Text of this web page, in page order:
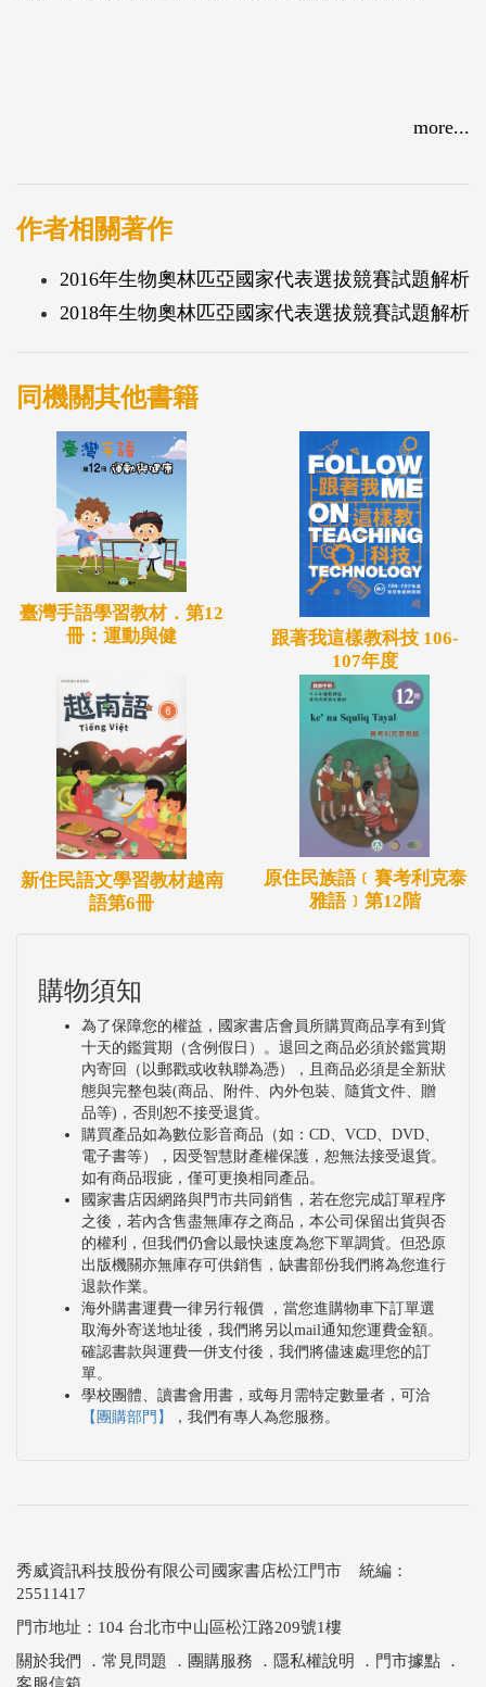
more...
作者相關著作
2016年生物奧林匹亞國家代表選拔競賽試題解析
2018年生物奧林匹亞國家代表選拔競賽試題解析
同機關其他書籍
臺灣手語學習教材．第12
冊：運動與健
跟著我這樣教科技 106-
107年度
新住民語文學習教材越南
語第6冊
原住民族語﹝賽考利克泰
雅語﹞第12階
購物須知
為了保障您的權益，國家書店會員所購買商品享有到貨
十天的鑑賞期（含例假日）。退回之商品必須於鑑賞期
內寄回（以郵戳或收執聯為憑），且商品必須是全新狀
態與完整包裝(商品、附件、內外包裝、隨貨文件、贈
品等)，否則恕不接受退貨。
購買產品如為數位影音商品（如：CD、VCD、DVD、
電子書等），因受智慧財產權保護，恕無法接受退貨。
如有商品瑕疵，僅可更換相同產品。
國家書店因網路與門市共同銷售，若在您完成訂單程序
之後，若內含售盡無庫存之商品，本公司保留出貨與否
的權利，但我們仍會以最快速度為您下單調貨。但恐原
出版機關亦無庫存可供銷售，缺書部份我們將為您進行
退款作業。
海外購書運費一律另行報價 ，當您進購物車下訂單選
取海外寄送地址後，我們將另以mail通知您運費金額。
確認書款與運費一併支付後，我們將儘速處理您的訂
單。
學校團體、讀書會用書，或每月需特定數量者，可洽
【團購部門】
，我們有專人為您服務。
秀威資訊科技股份有限公司國家書店松江門市 統編：
25511417
門市地址：104 台北市中山區松江路209號1樓
關於我們 ． 常見問題 ． 團購服務 ． 隱私權說明 ． 門市據點 ．
客服信箱